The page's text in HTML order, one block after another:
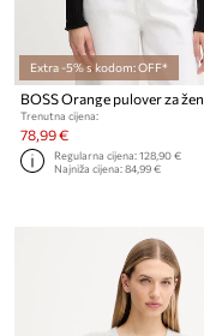
Extra -5% s kodom: OFF*
Trenutna cijena:
78,99 €
Regularna cijena:128,90 €
Najniža cijena:84,99 €